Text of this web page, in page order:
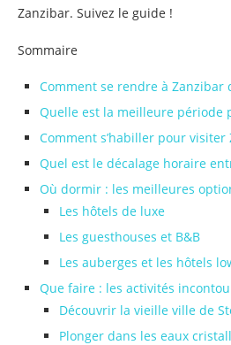
Zanzibar. Suivez le guide !
Sommaire
Comment se rendre à Zanzibar
Quelle est la meilleure période
Comment s’habiller pour visiter
Quel est le décalage horaire
Où dormir : les meilleures
Les hôtels de luxe
Les guesthouses et B&B
Les auberges et les hôtels
Que faire : les activités
Découvrir la vieille ville de
Plonger dans les eaux